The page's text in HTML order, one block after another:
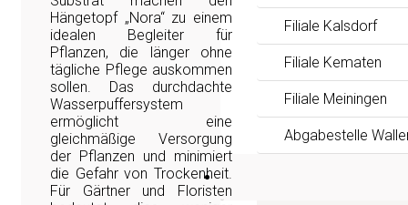
Filiale Kalsdorf
Filiale Kematen
Filiale Meiningen
Abgabestelle
Hängetopf „Nora“ zu einem
idealen Begleiter für
Pflanzen, die länger ohne
tägliche Pflege auskommen
sollen. Das durchdachte
Wasserpuffersystem
ermöglicht eine
gleichmäßige Versorgung
der Pflanzen und minimiert
die Gefahr von Trockenheit.
Für Gärtner und Floristen